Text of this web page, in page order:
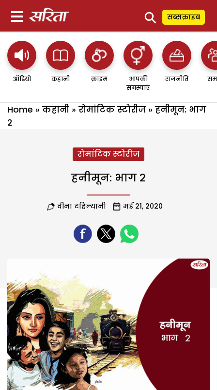
⚲ सब्सक्राइब
ऑडियो कहानी क्राइम
आपकी
समस्याएं
राजनीति
Home » कहानी » रोमांटिक स्टोरीज » हनीमून: भाग
2
रोमांटिक स्टोरीज
हनीमून: भाग 2
वीना टहिल्यानी मई 21, 2020